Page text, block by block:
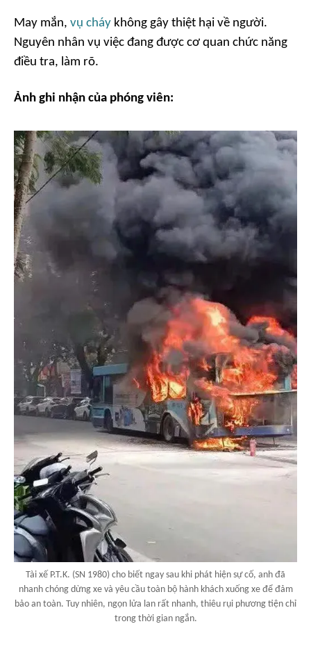
May mắn, vụ cháy không gây thiệt hại về người.
Nguyên nhân vụ việc đang được cơ quan chức năng
điều tra, làm rõ.
Ảnh ghi nhận của phóng viên:
Tài xế P.T.K. (SN 1980) cho biết ngay sau khi phát hiện sự cố, anh đã
nhanh chóng dừng xe và yêu cầu toàn bộ hành khách xuống xe để đảm
bảo an toàn. Tuy nhiên, ngọn lửa lan rất nhanh, thiêu rụi phương tiện chỉ
trong thời gian ngắn.